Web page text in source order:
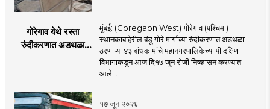
गोरेगाव येथे रस्ता
रुंदीकरणात अडथळा
मुंबई: (Goregaon West) गोरेगाव (पश्चिम )
स्थानकाबाहेरील बंडू गोरे मार्गाच्या रुंदीकरणात अडथळा
ठरणाऱ्या ४३ बांधकामांचे महानगरपालिकेच्या पी दक्षिण
विभागाकडून आज दि१७ जून रोजी निष्कासन करण्यात
आले...
१७ जून २०२६